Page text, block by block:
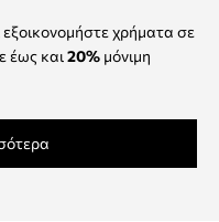
χρήματα σε
έως και 20% μόνιμη